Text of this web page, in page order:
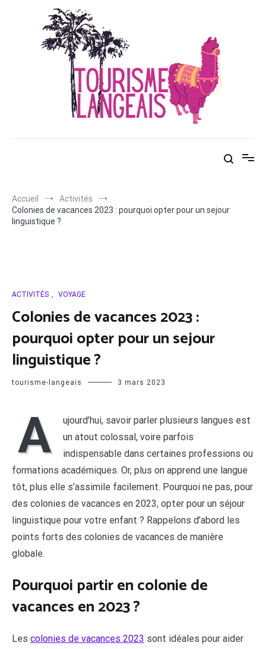
Accueil
Activités
Colonies de vacances 2023 : pourquoi opter pour un sejour
linguistique ?
ACTIVITÉS , VOYAGE
Colonies de vacances 2023 :
pourquoi opter pour un sejour
linguistique ?
tourisme-langeais 3 mars 2023
A
ujourd’hui, savoir parler plusieurs langues est
un atout colossal, voire parfois
indispensable dans certaines professions ou
formations académiques. Or, plus on apprend une langue
tôt, plus elle s’assimile facilement. Pourquoi ne pas, pour
des colonies de vacances en 2023, opter pour un séjour
linguistique pour votre enfant ? Rappelons d’abord les
points forts des colonies de vacances de manière
globale.
Pourquoi partir en colonie de
vacances en 2023 ?
Les colonies de vacances 2023 sont idéales pour aider